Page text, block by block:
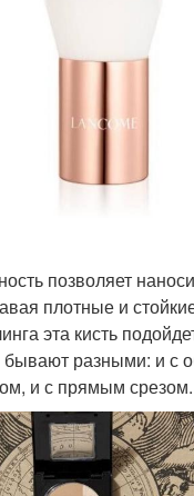
позволяет
плотные и
эта кисть
бывают разными: и с
и с прямым срезом.